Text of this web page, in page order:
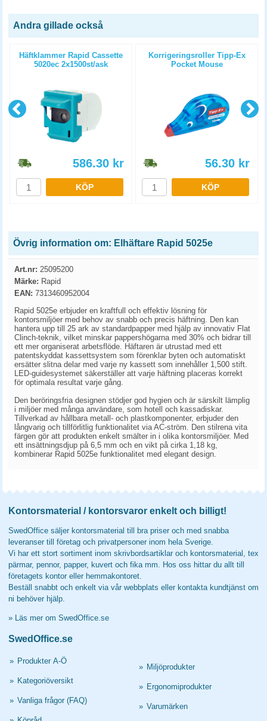
Andra gillade också
Häftklammer Rapid Cassette
5020ec 2x1500st/ask
586.30 kr
KÖP
Korrigeringsroller Tipp-Ex
Pocket Mouse
56.30 kr
KÖP
Övrig information om: Elhäftare Rapid 5025e
Art.nr: 25095200
Märke: Rapid
EAN: 7313460952004
Rapid 5025e erbjuder en kraftfull och effektiv lösning för
kontorsmiljöer med behov av snabb och precis häftning. Den kan
hantera upp till 25 ark av standardpapper med hjälp av innovativ Flat
Clinch-teknik, vilket minskar pappershögarna med 30% och bidrar till
ett mer organiserat arbetsflöde. Häftaren är utrustad med ett
patentskyddat kassettsystem som förenklar byten och automatiskt
ersätter slitna delar med varje ny kassett som innehåller 1,500 stift.
LED-guidesystemet säkerställer att varje häftning placeras korrekt
för optimala resultat varje gång.
Den beröringsfria designen stödjer god hygien och är särskilt lämplig
i miljöer med många användare, som hotell och kassadiskar.
Tillverkad av hållbara metall- och plastkomponenter, erbjuder den
långvarig och tillförlitlig funktionalitet via AC-ström. Den stilrena vita
färgen gör att produkten enkelt smälter in i olika kontorsmiljöer. Med
ett insättningsdjup på 6,5 mm och en vikt på cirka 1,18 kg,
kombinerar Rapid 5025e funktionalitet med elegant design.
Kontorsmaterial / kontorsvaror enkelt och billigt!
SwedOffice säljer kontorsmaterial till bra priser och med snabba
leveranser till företag och privatpersoner inom hela Sverige.
Vi har ett stort sortiment inom skrivbordsartiklar och kontorsmaterial, tex
pärmar, pennor, papper, kuvert och fika mm. Hos oss hittar du allt till
företagets kontor eller hemmakontoret.
Beställ snabbt och enkelt via vår webbplats eller kontakta kundtjänst om
ni behöver hjälp.
» Läs mer om SwedOffice.se
SwedOffice.se
» Produkter A-Ö
» Kategoriöversikt
» Vanliga frågor (FAQ)
» Miljöprodukter
» Ergonomiprodukter
» Varumärken